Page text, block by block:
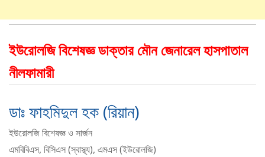
ইউরোলজি বিশেষজ্ঞ ডাক্তার মৌন জেনারেল হাসপাতাল
নীলফামারী
ডাঃ ফাহমিদুল হক (রিয়ান)
ইউরোলজি বিশেষজ্ঞ ও সার্জন
এমবিবিএস, বিসিএস (স্বাস্থ্য), এমএস (ইউরোলজি)